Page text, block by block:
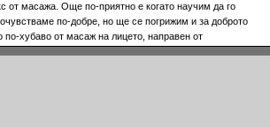
от масажа. Още по-приятно е когато научим да го
по-добре, но ще се погрижим и за доброто
хубаво от масаж на лицето, направен от